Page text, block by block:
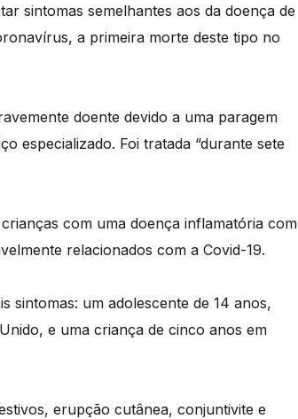
sintomas semelhantes aos da doença de
a primeira morte deste tipo no
doente devido a uma paragem
especializado. Foi tratada “durante sete
com uma doença inflamatória com
relacionados com a Covid-19.
sintomas: um adolescente de 14 anos,
e uma criança de cinco anos em
erupção cutânea, conjuntivite e